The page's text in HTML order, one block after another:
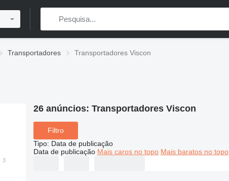
Transportadores Transportadores Viscon
26 anúncios: Transportadores Viscon
Filtro
Tipo: Data de publicação
Data de publicação Mais caros no topo Mais baratos no topo